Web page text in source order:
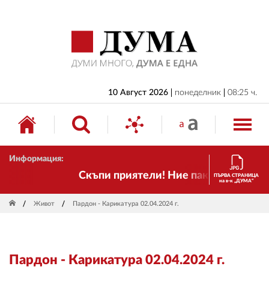
10 Август 2026 понеделник 08:25 ч.
Информация:
Скъпи приятели! Ние пак сме тук!
ПЪРВА СТРАНИЦА
на в-к „ДУМА“
Живот Пардон - Карикатура 02.04.2024 г.
Пардон - Карикатура 02.04.2024 г.
БЪЛГАРИЯ
ИКОНОМИКА
ИЗБОРИ
СВЯТ
ДРУГИ